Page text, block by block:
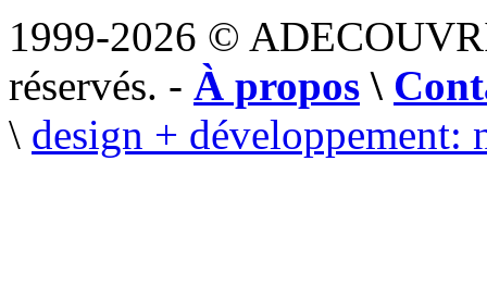
1999-2026 ©
réservés. - À propos \
\ design + développement: